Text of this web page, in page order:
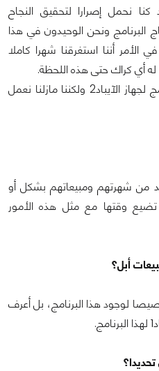
نحمل إصرارا لتحقيق النجاح
البرنامج ونحن الوحيدون في هذا
أننا استغرقنا شهرا كاملا
له أي كراك حتى هذه اللحظة.
حتى الآن لم نتمكن من إنتاج برنامج لجهاز الآيباد2 ولكننا مازلنا نعمل
من شهرتهم ومبيعاتهم بشكل أو
تضيع وقتها مع مثل هذه الأمور
أبل؟
لوجود هذا البرنامج، بل أعرف